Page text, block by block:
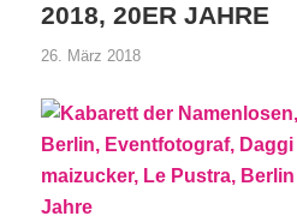
2018, 20ER JAHRE
26. März 2018